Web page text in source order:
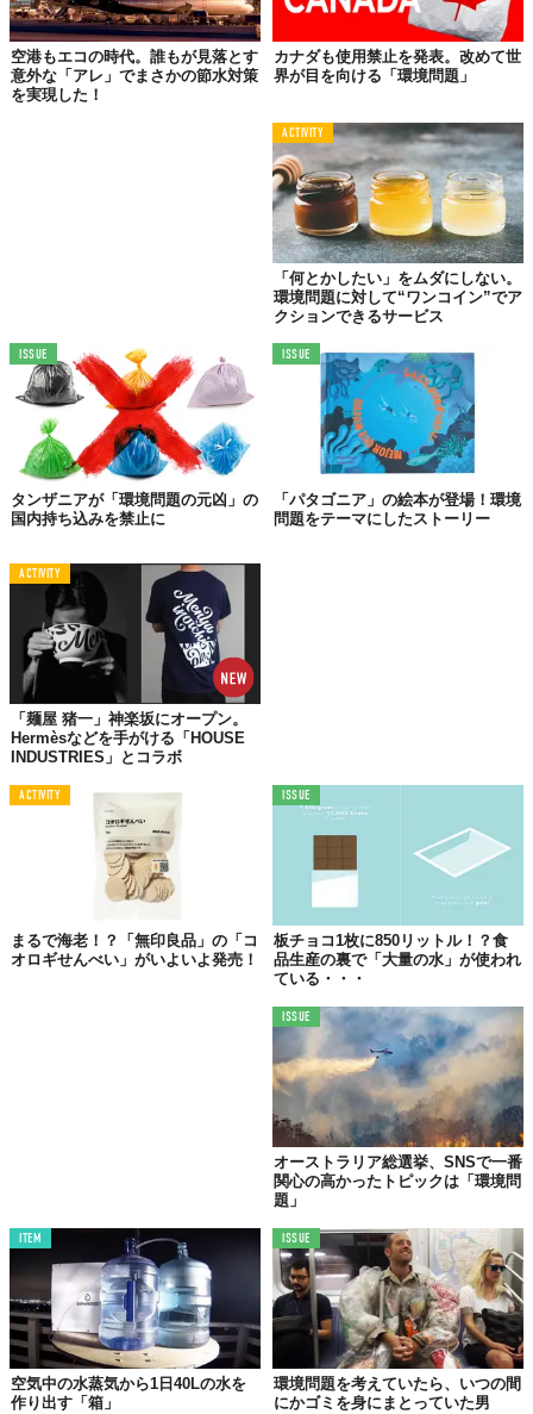
まで、テントの表面温度は急激に低下していきます。この温度変
化を利用することで、水滴となった露を無駄なく収集できるとい
う訳。
化学の実験を思い出してください。水蒸気を含む空気を冷却した
とき、蒸気の一部が気体から液体へと変化する「凝結」を利用し
て、植物の成長に欠かせない水をつくり出すシステム。それが、
Roots Up最大の特徴なのです。
仕組はじつに簡単。三角錐の屋根を解放し、内部に冷たい空気を
送り込むためのロープを引くだけ。これで、テント中央に設置さ
れているタンクに水滴を集めることができるんだそう。このシス
テムを利用することで、安全な飲料水も手に入れることができる
のは、この地域に暮らす人々にとっても大きなメリットでしょ
適応するシステムに着目
空港もエコの時代。誰もが見落とす
意外な「アレ」でまさかの節水対策
を実現した！
カナダも使用禁止を発表。改めて世
界が目を向ける「環境問題」
ACTIVITY
「何とかしたい」をムダにしない。
環境問題に対して“ワンコイン”でア
クションできるサービス
ISSUE
タンザニアが「環境問題の元凶」の
国内持ち込みを禁止に
ISSUE
「パタゴニア」の絵本が登場！環境
問題をテーマにしたストーリー
ACTIVITY
「麺屋 猪一」神楽坂にオープン。
Hermèsなどを手がける「HOUSE
INDUSTRIES」とコラボ
ACTIVITY
まるで海老！？「無印良品」の「コ
オロギせんべい」がいよいよ発売！
ISSUE
板チョコ1枚に850リットル！？食
品生産の裏で「大量の水」が使われ
ている・・・
ISSUE
オーストラリア総選挙、SNSで一番
関心の高かったトピックは「環境問
題」
ITEM
空気中の水蒸気から1日40Lの水を
作り出す「箱」
ISSUE
環境問題を考えていたら、いつの間
にかゴミを身にまとっていた男